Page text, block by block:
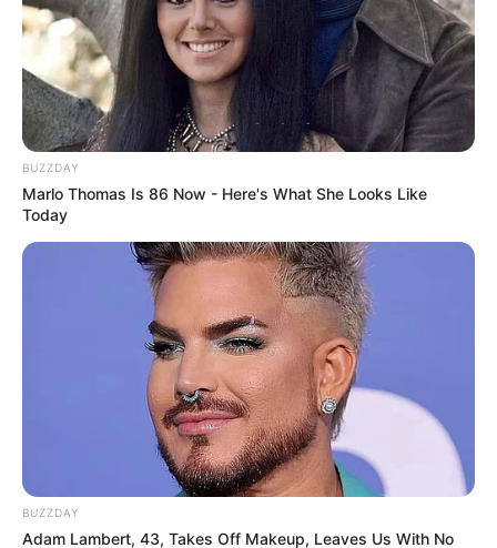
BUZZDAY
Marlo Thomas Is 86 Now - Here's What She Looks Like
Today
BUZZDAY
Adam Lambert, 43, Takes Off Makeup, Leaves Us With No